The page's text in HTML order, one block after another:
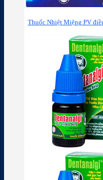
Thuốc Nhiệt Miệng PV